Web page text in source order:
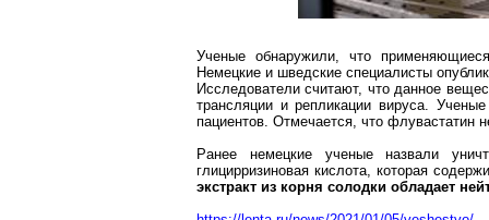
Ученые обнаружили, что
Немецкие и шведские специалисты
Исследователи считают, что данное
трансляции и репликации вируса.
пациентов. Отмечается, что флувастатин
Ранее немецкие ученые назвали
глицирризиновая кислота, которая
экстракт из корня солодки обладает